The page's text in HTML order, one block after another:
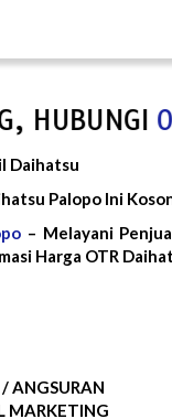
0857-
Palopo Ini
– Melayani
Harga OTR
ANGSURAN
MARKETING